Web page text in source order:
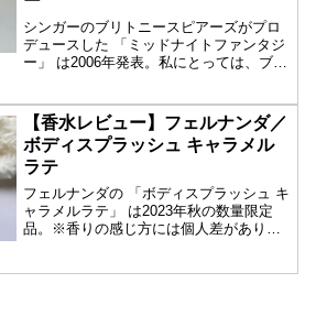
シンガーのブリトニースピアーズがプロ
デュースした 「ミッドナイトファンタジ
ー」 は2006年発表。私にとっては、ブル
【香水レビュー】フェルナンダ／
ボディスプラッシュ キャラメル
ラテ
フェルナンダの 「ボディスプラッシュ キ
ャラメルラテ」 は2023年秋の数量限定
品。※香りの感じ方には個人差がありま